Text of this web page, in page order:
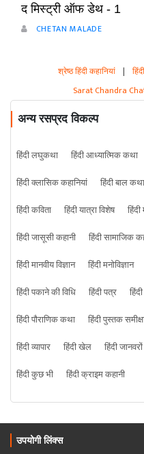
द मिस्ट्री ऑफ डेथ - 1
CHETAN MALADE
श्रेष्ठ हिंदी कहानियां |
Sarat Chandra
अन्य रसप्रद विकल्प
हिंदी लघुकथा हिंदी आध्यात्मिक कथा
हिंदी क्लासिक कहानियां
हिंदी बाल
हिंदी कविता
हिंदी यात्रा विशेष
हिंदी जासूसी कहानी
हिंदी सामाजिक
हिंदी मानवीय विज्ञान
हिंदी मनोविज्ञान
हिंदी पकाने की विधि
हिंदी पत्र
हिंदी पौराणिक कथा
हिंदी पुस्तक
हिंदी व्यापार
हिंदी खेल हिंदी जानवरों
हिंदी कुछ भी
हिंदी क्राइम कहानी
उपयोगी लिंक्स